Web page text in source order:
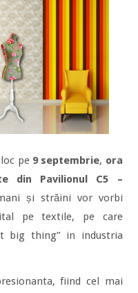
pe 9 septembrie, ora
din Pavilionul C5 –
și străini vor vorbi
pe textile, pe care
big thing” in industria
fiind cel mai